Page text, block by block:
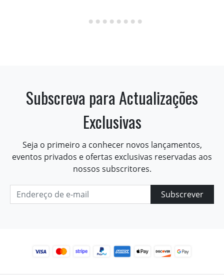
Subscreva para Actualizações
Exclusivas
Seja o primeiro a conhecer novos lançamentos,
eventos privados e ofertas exclusivas reservadas aos
nossos subscritores.
Subscrever